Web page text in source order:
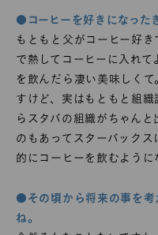
●コーヒーを好きになった
もともと父がコーヒー好
で熱してコーヒーに入れて
を飲んだら凄い美味しく
すけど、実はもともと組
らスタバの組織がちゃん
のもあってスターバック
的にコーヒーを飲むように
●その頃から将来の事を考
ね。